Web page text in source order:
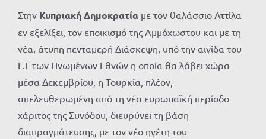
Στην Κυπριακή Δημοκρατία με τον θαλάσσιο Αττίλα
εν εξελίξει, τον εποικισμό της Αμμόχωστου και με τη
νέα, άτυπη πενταμερή Διάσκεψη, υπό την αιγίδα του
Γ.Γ των Ηνωμένων Εθνών η οποία θα λάβει χώρα
μέσα Δεκεμβρίου, η Τουρκία, πλέον,
απελευθερωμένη από τη νέα ευρωπαϊκή περίοδο
χάριτος της Συνόδου, διευρύνει τη βάση
διαπραγμάτευσης, με τον νέο ηγέτη του